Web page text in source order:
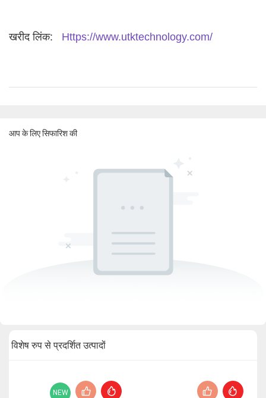
खरीद लिंक: Https://www.utktechnology.com/
आप के लिए सिफारिश की
विशेष रुप से प्रदर्शित उत्पादों
NEW